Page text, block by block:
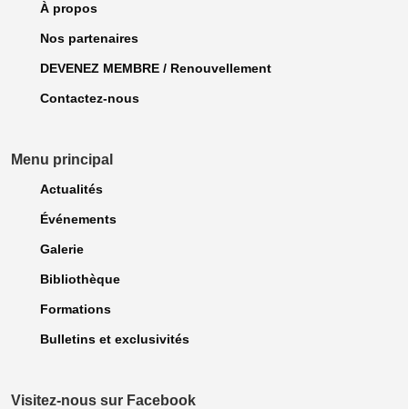
À propos
Nos partenaires
DEVENEZ MEMBRE / Renouvellement
Contactez-nous
Menu principal
Actualités
Événements
Galerie
Bibliothèque
Formations
Bulletins et exclusivités
Visitez-nous sur Facebook